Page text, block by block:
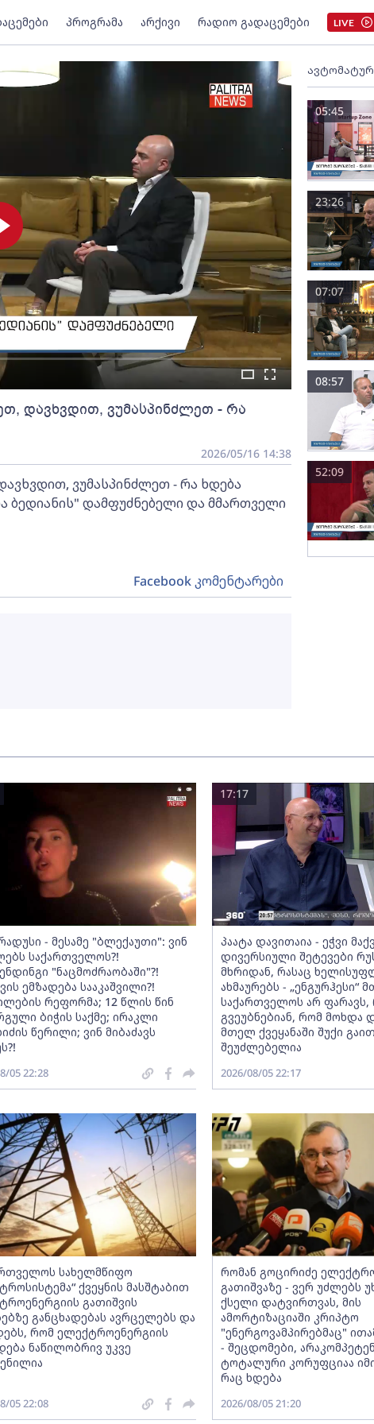
პროგრამა არქივი რადიო გადაცემები LIVE
დავხვდით, ვუმასპინძლეთ - რა
2026/05/16 14:38
ვუმასპინძლეთ - რა ხდება
ბედიანის" დამფუძნებელი და მმართველი
05:45
23:26
07:07
08:57
52:09
- მესამე "ბლექაუთი": ვინ
საქართველოს?!
"ნაცმოძრაობაში"?!
ემზადება სააკაშვილი?!
რეფორმა; 12 წლის წინ
ბიჭის საქმე; ირაკლი
წერილი; ვინ მიბაძავს
05 22:28
პაატა დავითაია - ეჭვი
დივერსიული შეტევები
მხრიდან, რასაც
ახმაურებს - „ენგურჰესი“
საქართველოს არ ფარავს,
გვეუბნებიან, რომ მოხდა
მთელ ქვეყანაში შუქი
შეუძლებელია
17:17
2026/08/05 22:17
სახელმწიფო
ქვეყნის მასშტაბით
გათიშვის
განცხადებას ავრცელებს და
რომ ელექტროენერგიის
ნაწილობრივ უკვე
05 22:08
რომან გოცირიძე
გათიშვაზე - ვერ უძლებს
ქსელი დატვირთვას, მის
ამორტიზაციაში კრიპტო
"ენერგოვამპირებმაც"
- შეცდომები,
ტოტალური კორუფციაა
რაც ხდება
2026/08/05 21:20
Facebook კომენტარები